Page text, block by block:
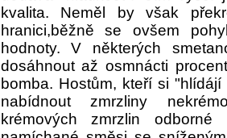
kvalita. Neměl by však
hranici,běžně se ovšem
hodnoty. V některých
dosáhnout až osmnácti
bomba. Hostům, kteří si
nabídnout zmrzliny
krémových zmrzlin